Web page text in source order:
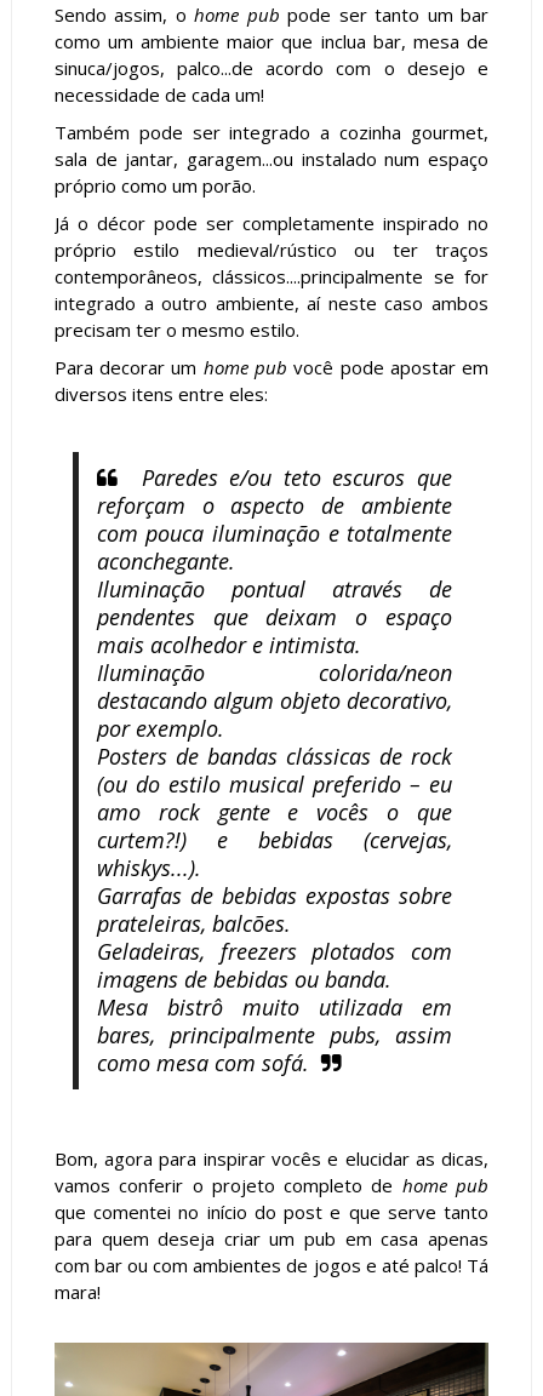
Sendo assim, ohome pub pode ser tanto um bar
como um ambiente maior que inclua bar, mesa de
sinuca/jogos, palco...de acordo com o desejo e
necessidade de cada um!
Também pode ser integrado a cozinha gourmet,
sala de jantar, garagem...ou instalado num espaço
próprio como um porão.
Já o décor pode ser completamente inspirado no
próprio estilo medieval/rústico ou ter traços
contemporâneos, clássicos....principalmente se for
integrado a outro ambiente, aí neste caso ambos
precisam ter o mesmo estilo.
Para decorar um home pub você pode apostar em
diversos itens entre eles:
Paredes e/ou teto escuros que
reforçam o aspecto de ambiente
com pouca iluminação e totalmente
aconchegante.
Iluminação pontual através de
pendentes que deixam o espaço
mais acolhedor e intimista.
Iluminação colorida/neon
destacando algum objeto decorativo,
por exemplo.
Posters de bandas clássicas de rock
(ou do estilo musical preferido – eu
amo rock gente e vocês o que
curtem?!) e bebidas (cervejas,
whiskys...).
Garrafas de bebidas expostas sobre
prateleiras, balcões.
Geladeiras, freezers plotados com
imagens de bebidas ou banda.
Mesa bistrô muito utilizada em
bares, principalmente pubs, assim
como mesa com sofá.
Bom, agora para inspirar vocês e elucidar as dicas,
vamos conferir o projeto completo de home pub
que comentei no início do post e que serve tanto
para quem deseja criar um pub em casa apenas
com bar ou com ambientes de jogos e até palco! Tá
mara!